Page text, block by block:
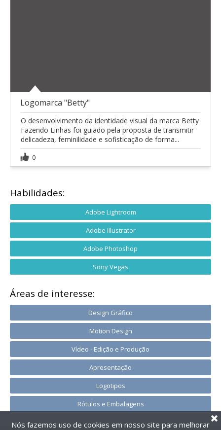
Logomarca "Betty"
O desenvolvimento da identidade visual da marca Betty
Fazendo Linhas foi guiado pela proposta de transmitir
delicadeza, feminilidade e sofisticação de forma...
0
Habilidades:
Adobe Lightroom
Adobe Illustrator
Adobe Photoshop
Sony Vegas
Áreas de interesse:
Design Gráfico
Motion Design
Vídeo - Edição e Produção
Apresentação
Logotipos
Rótulos e Embalagens
Nós fazemos uso de cookies em nosso site para melhorar